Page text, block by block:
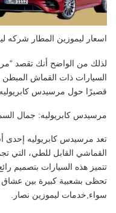
اسعار ليموزين المطار شركه
لذلك من الواضح أنك تقصد
السيارات ذات القماش المبطن
قصيرًا حول مرسيدس
مرسيدس كابريوليه: جمال
تعد مرسيدس كابريوليه إحدى
القماشي القابل للطي، التي
تتميز هذه السيارات بتصميم
تحظى بشعبية كبيرة بين عشاق
سواء,خدمات ليموزين نصار.